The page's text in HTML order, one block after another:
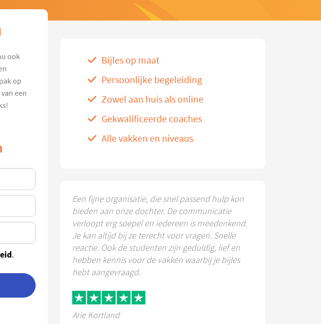
ook
op
een
.
Bijles op maat
Persoonlijke begeleiding
Zowel aan huis als online
Gekwalificeerde coaches
Alle vakken en niveaus
Een fijne organisatie, die snel passend hulp kon
bieden aan onze dochter. De communicatie
verloopt erg soepel en iedereen is meedenkend.
Je kan altijd bij ze terecht voor vragen. Snelle
reactie. Ook de studenten zijn geduldig, lief en
hebben kennis voor de vakken waarbij je bijles
hebt aangevraagd.
Arie Kortland